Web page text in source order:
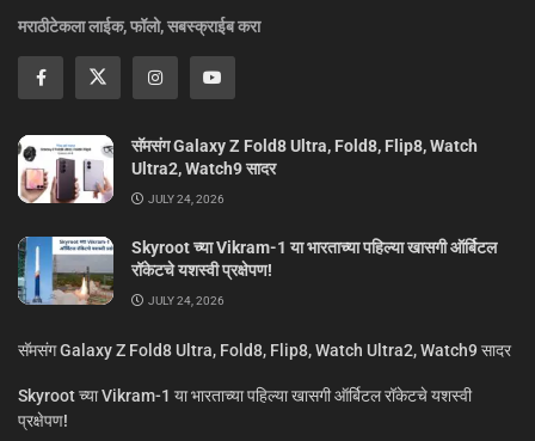
मराठीटेकला लाईक, फॉलो, सबस्क्राईब करा
सॅमसंग Galaxy Z Fold8 Ultra, Fold8, Flip8, Watch
Ultra2, Watch9 सादर
JULY 24, 2026
Skyroot च्या Vikram-1 या भारताच्या पहिल्या खासगी ऑर्बिटल
रॉकेटचे यशस्वी प्रक्षेपण!
JULY 24, 2026
सॅमसंग Galaxy Z Fold8 Ultra, Fold8, Flip8, Watch Ultra2, Watch9 सादर
Skyroot च्या Vikram-1 या भारताच्या पहिल्या खासगी ऑर्बिटल रॉकेटचे यशस्वी
प्रक्षेपण!